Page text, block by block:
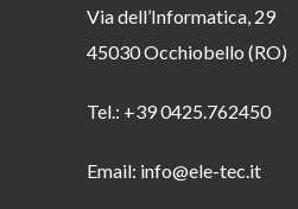
Via dell’Informatica, 29
45030 Occhiobello (RO)
Tel.: +39 0425.762450
Email: info@ele-tec.it